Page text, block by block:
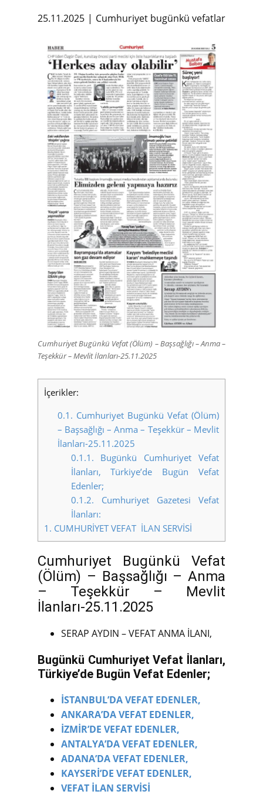
25.11.2025 Cumhuriyet bugünkü vefatlar
Cumhuriyet Bugünkü Vefat (Ölüm) – Başsağlığı – Anma –
Teşekkür – Mevlit İlanları-25.11.2025
İçerikler:
0.1. Cumhuriyet Bugünkü Vefat (Ölüm)
– Başsağlığı – Anma – Teşekkür – Mevlit
İlanları-25.11.2025
0.1.1. Bugünkü Cumhuriyet Vefat
İlanları, Türkiye’de Bugün Vefat
Edenler;
0.1.2. Cumhuriyet Gazetesi Vefat
İlanları:
1. CUMHURİYET VEFAT İLAN SERVİSİ
Cumhuriyet Bugünkü Vefat
(Ölüm) – Başsağlığı – Anma
– Teşekkür – Mevlit
İlanları-25.11.2025
SERAP AYDIN – VEFAT ANMA İLANI,
Bugünkü Cumhuriyet Vefat İlanları,
Türkiye’de Bugün Vefat Edenler;
İSTANBUL’DA VEFAT EDENLER,
ANKARA’DA VEFAT EDENLER,
İZMİR’DE VEFAT EDENLER,
ANTALYA’DA VEFAT EDENLER,
ADANA’DA VEFAT EDENLER,
KAYSERİ’DE VEFAT EDENLER,
VEFAT İLAN SERVİSİ